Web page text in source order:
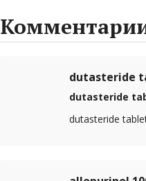
dutasteride
dutasteride
dutasteride